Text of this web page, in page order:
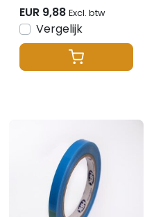
huismerk blauw
EUR 9,88 Excl. btw
Vergelijk